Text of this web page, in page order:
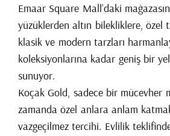
Emaar Square Mall’daki
yüzüklerden altın bilekliklere, özel
klasik ve modern tarzları
koleksiyonlarına kadar geniş bir
sunuyor.
Koçak Gold, sadece bir mücevher
zamanda özel anlara anlam
vazgeçilmez tercihi. Evlilik